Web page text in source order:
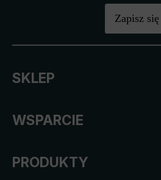
Zapisz się
SKLEP
WSPARCIE
PRODUKTY